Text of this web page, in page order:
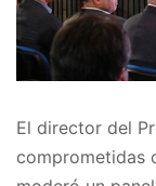
El director del
comprometidas